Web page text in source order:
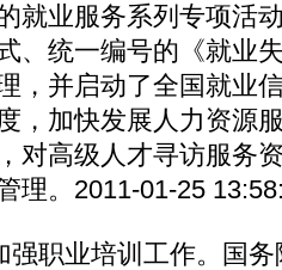
就业服务系列专项活
、统一编号的《就业
，并启动了全国就业
，加快发展人力资源
对高级人才寻访服务
理。2011-01-25
职业培训工作。国务